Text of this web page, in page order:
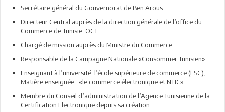
Secrétaire général du Gouvernorat de Ben Arous.
Directeur Central auprès de la direction générale de l’office du
Commerce de Tunisie OCT.
Chargé de mission auprès du Ministre du Commerce.
Responsable de la Campagne Nationale «Consommer Tunisien».
Enseignant à l’université: l’école supérieure de commerce (ESC),
Matière enseignée : «le commerce électronique et NTIC».
Membre du Conseil d’administration de l’Agence Tunisienne de la
Certification Electronique depuis sa création.